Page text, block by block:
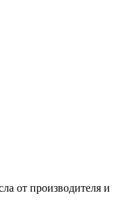
от производителя и